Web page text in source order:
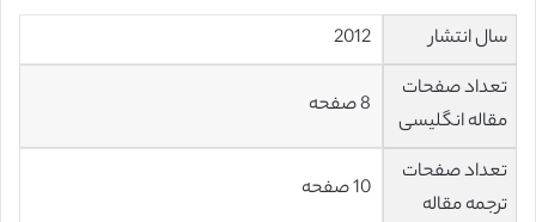
سال انتشار
تعداد صفحات
مقاله انگلیسی
تعداد صفحات
ترجمه مقاله